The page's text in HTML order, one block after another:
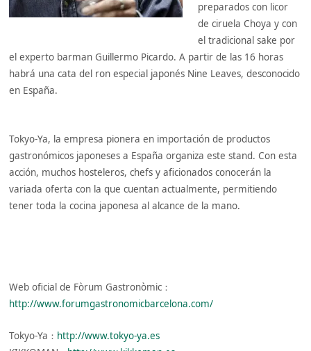
preparados con licor
de ciruela Choya y con
el tradicional sake por
el experto barman Guillermo Picardo. A partir de las 16 horas
habrá una cata del ron especial japonés Nine Leaves, desconocido
en España.
Tokyo-Ya, la empresa pionera en importación de productos
gastronómicos japoneses a España organiza este stand. Con esta
acción, muchos hosteleros, chefs y aficionados conocerán la
variada oferta con la que cuentan actualmente, permitiendo
tener toda la cocina japonesa al alcance de la mano.
Web oficial de Fòrum Gastronòmic：
http://www.forumgastronomicbarcelona.com/
Tokyo-Ya： http://www.tokyo-ya.es